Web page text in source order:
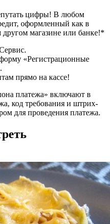
цифры! В любом
оформленный как в
магазине или банке!*
«Регистрационные
прямо на кассе!
платежа» включают в
код требования и штрих-
для проведения платежа.